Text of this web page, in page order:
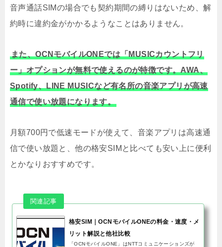
音声通話SIMの場合でも契約期間の縛りはないため、解
約時に違約金がかかるようなことはありません。
また、OCNモバイルONEでは「MUSICカウントフリ
ー」オプションが無料で使えるのが特徴です。AWA、
Spotify、LINE MUSICなど有名所の音楽アプリが高速
通信で使い放題になります。
月額700円で低速モードが使えて、音楽アプリは高速通
信で使い放題と、他の格安SIMと比べても安い上に便利
とかなりおすすめです。
格安SIM｜OCNモバイルONEの料金・速度・メ
リット解説と他社比較
「OCNモバイルONE」はNTTコミュニケーションズが